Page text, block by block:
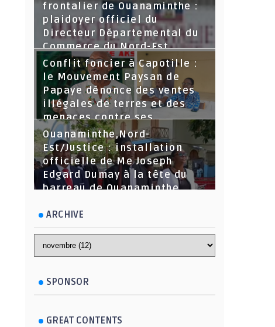
frontalier de Ouanaminthe :
plaidoyer officiel du
Directeur Départemental du
Commerce du Nord-Est.
Conflit foncier à Capotille :
le Mouvement Paysan de
Papaye dénonce des ventes
illégales de terres et des
menaces contre ses
dirigeants
Ouanaminthe,Nord-
Est/Justice : installation
officielle de Me Joseph
Edgard Dumay à la tête du
barreau de Ouanaminthe.
ARCHIVE
SPONSOR
GREAT CONTENTS